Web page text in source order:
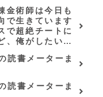
金術師は今日も
で生きています
で超絶チートに
、俺がしたいの
す～（グラスト
ラスト
換環」シリーズ
じ・感想
読書メーターま
読書メーターま